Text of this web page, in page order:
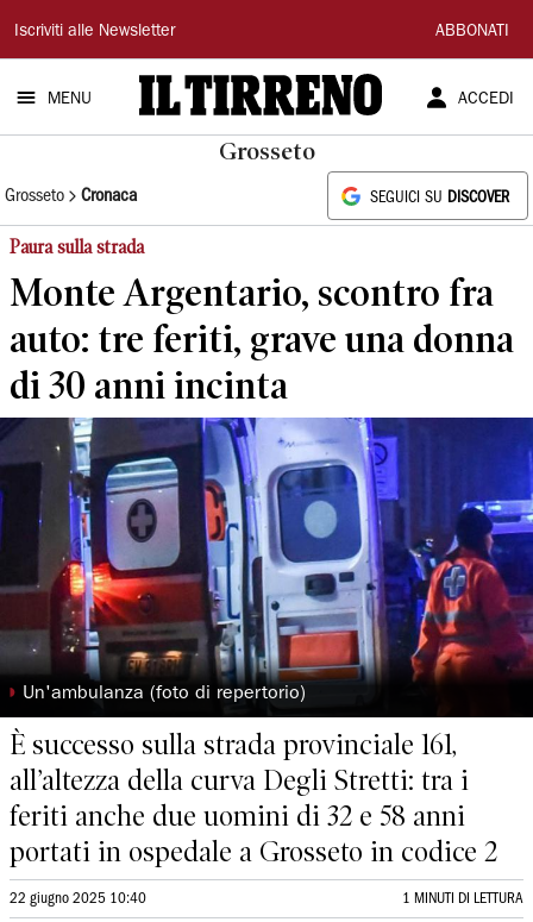
Il
Tirreno
Iscriviti alle Newsletter ABBONATI
MENU ACCEDI
Grosseto
Grosseto Cronaca SEGUICI SU DISCOVER
Paura sulla strada
Monte Argentario, scontro fra
auto: tre feriti, grave una donna
di 30 anni incinta
◗ Un'ambulanza (foto di repertorio)
È successo sulla strada provinciale 161,
all’altezza della curva Degli Stretti: tra i
feriti anche due uomini di 32 e 58 anni
portati in ospedale a Grosseto in codice 2
22 giugno 2025 10:40 1 MINUTI DI LETTURA